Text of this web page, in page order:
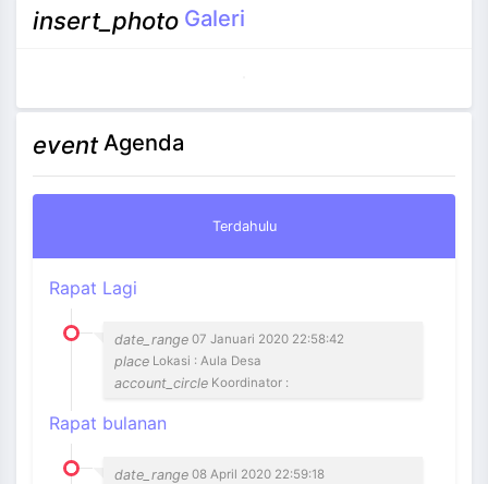
insert_photo Galeri
eventAgenda
Terdahulu
Rapat Lagi
date_range 07 Januari 2020 22:58:42
place Lokasi : Aula Desa
account_circle Koordinator :
Rapat bulanan
date_range 08 April 2020 22:59:18